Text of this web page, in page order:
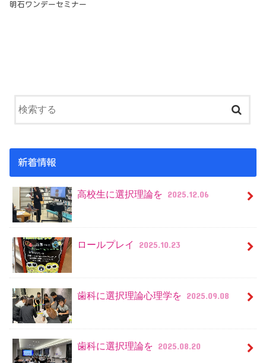
明石ワンデーセミナー
新着情報
高校生に選択理論を 2025.12.06
ロールプレイ 2025.10.23
歯科に選択理論心理学を 2025.09.08
歯科に選択理論を 2025.08.20